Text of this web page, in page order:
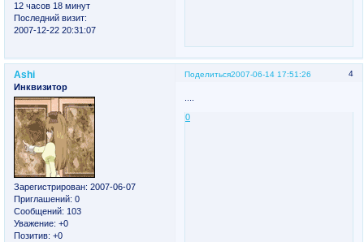
12 часов 18 минут
Последний визит:
2007-12-22 20:31:07
Поделиться 4
2007-06-14 17:51:26
Ashi
Инквизитор
Зарегистрирован: 2007-06-07
Приглашений: 0
Сообщений: 103
Уважение: +0
Позитив: +0
....
0